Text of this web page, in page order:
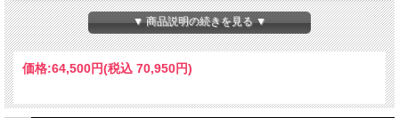
【商品詳細】
■サイズ■
ブラカップD～F、アンダー65～85cm、腰回り75～110cm、スカート
＊スリット両側、ベルト・スカートホック位置右
■備考■
▼ 商品説明の続きを見る ▼
価格:64,500円(税込 70,950円)